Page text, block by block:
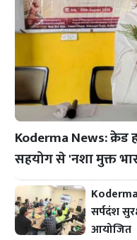
Koderma News: क्रेड
सहयोग से 'नशा मुक्त
सर्पदंश
आयोजित